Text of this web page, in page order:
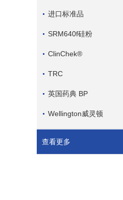
进口标准品
SRM640f硅粉
ClinChek®
TRC
英国药典 BP
Wellington威灵顿
查看更多